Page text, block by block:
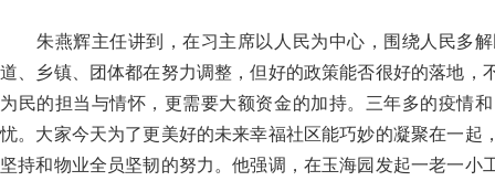
朱燕辉主任讲到，在习主席以人民为中心，围绕人民多
道、乡镇、团体都在努力调整，但好的政策能否很好的落地
为民的担当与情怀，更需要大额资金的加持。三年多的疫情
忧。大家今天为了更美好的未来幸福社区能巧妙的凝聚在一
坚持和物业全员坚韧的努力。他强调，在玉海园发起一老一